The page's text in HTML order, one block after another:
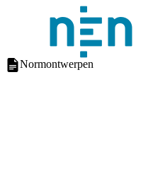
Normontwerpen